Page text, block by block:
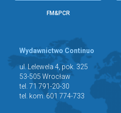
FM&PCR
Wydawnictwo Continuo
ul. Lelewela 4, pok. 325
53-505 Wrocław
tel. 71 791-20-30
tel. kom. 601 774-733